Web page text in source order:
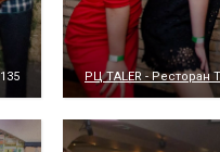
135 РЦ TALER - Ресторан